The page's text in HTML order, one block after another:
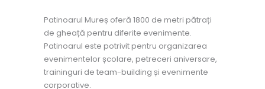
Patinoarul Mureș oferă 1800 de metri pătrați
de gheață pentru diferite evenimente.
Patinoarul este potrivit pentru organizarea
evenimentelor școlare, petreceri aniversare,
traininguri de team-building și evenimente
corporative.